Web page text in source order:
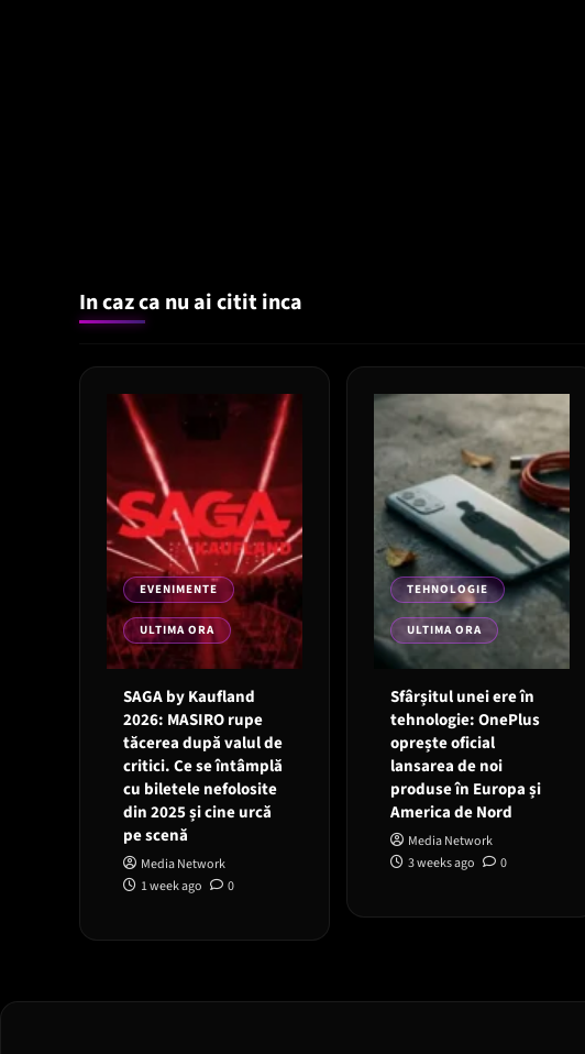
In caz ca nu ai citit inca
EVENIMENTE
ULTIMA ORA
SAGA by Kaufland
2026: MASIRO rupe
tăcerea după valul de
critici. Ce se întâmplă
cu biletele nefolosite
din 2025 și cine urcă
pe scenă
Media Network
1 week ago
0
TEHNOLOGIE
ULTIMA ORA
Sfârșitul unei ere în
tehnologie: OnePlus
oprește oficial
lansarea de noi
produse în Europa și
America de Nord
Media Network
3 weeks ago
0